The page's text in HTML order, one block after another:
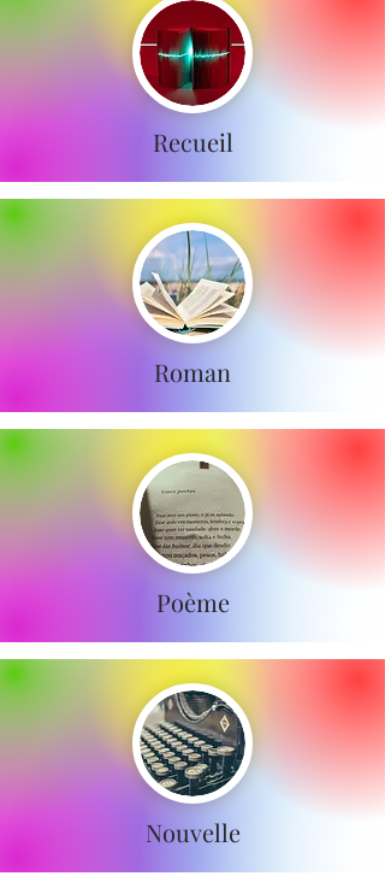
Recueil
Roman
Poème
Nouvelle